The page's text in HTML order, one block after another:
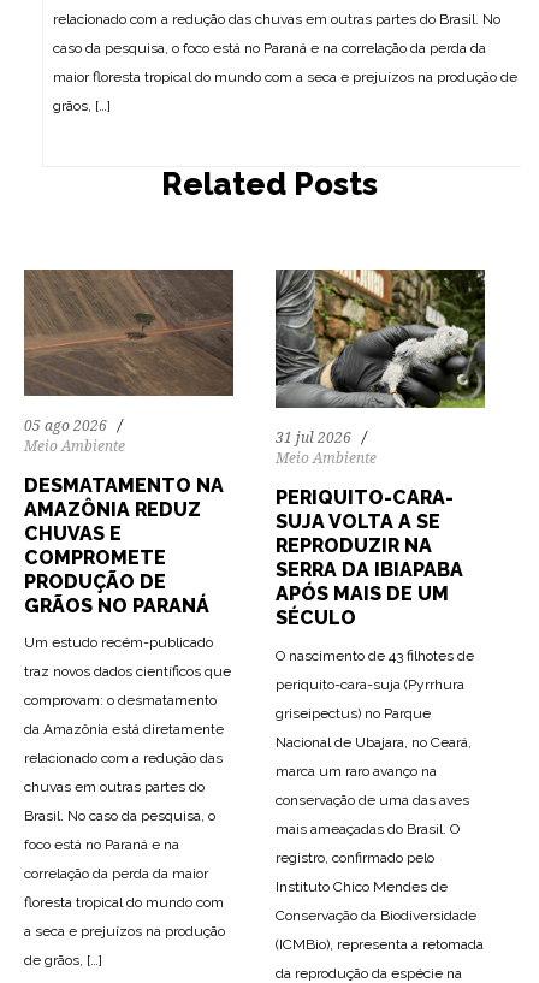
relacionado com a redução das chuvas em outras partes do Brasil. No
caso da pesquisa, o foco está no Paraná e na correlação da perda da
maior floresta tropical do mundo com a seca e prejuízos na produção de
grãos, […]
Related Posts
05 ago 2026
Meio Ambiente
DESMATAMENTO NA
AMAZÔNIA REDUZ
CHUVAS E
COMPROMETE
PRODUÇÃO DE
GRÃOS NO PARANÁ
Um estudo recém-publicado
traz novos dados científicos que
comprovam: o desmatamento
da Amazônia está diretamente
relacionado com a redução das
chuvas em outras partes do
Brasil. No caso da pesquisa, o
foco está no Paraná e na
correlação da perda da maior
floresta tropical do mundo com
a seca e prejuízos na produção
de grãos, […]
31 jul 2026
Meio Ambiente
PERIQUITO-CARA-
SUJA VOLTA A SE
REPRODUZIR NA
SERRA DA IBIAPABA
APÓS MAIS DE UM
SÉCULO
O nascimento de 43 filhotes de
periquito-cara-suja (Pyrrhura
griseipectus) no Parque
Nacional de Ubajara, no Ceará,
marca um raro avanço na
conservação de uma das aves
mais ameaçadas do Brasil. O
registro, confirmado pelo
Instituto Chico Mendes de
Conservação da Biodiversidade
(ICMBio), representa a retomada
da reprodução da espécie na